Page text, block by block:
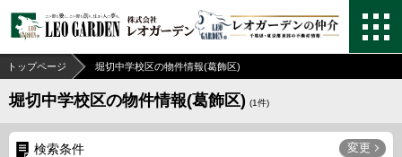
トップページ 堀切中学校区の物件情報(葛飾区)
堀切中学校区の物件情報(葛飾区) (1件)
検索条件 変更